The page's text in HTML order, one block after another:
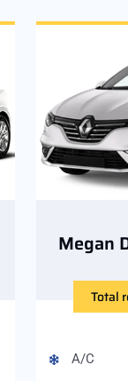
Megan
Total
A/C